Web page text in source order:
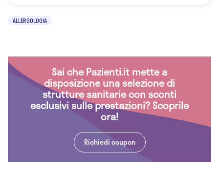
ALLERGOLOGIA
Sai che Pazienti.it mette a
disposizione una selezione di
strutture sanitarie con sconti
esclusivi sulle prestazioni? Scoprile
ora!
Richiedi coupon